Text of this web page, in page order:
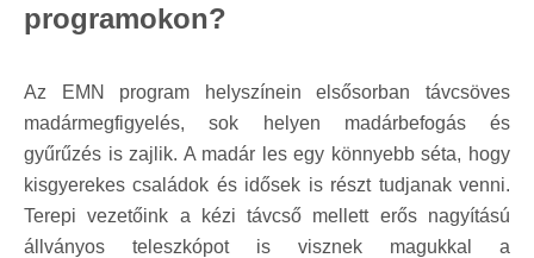
programokon?
Az EMN program helyszínein elsősorban távcsöves
madármegfigyelés, sok helyen madárbefogás és
gyűrűzés is zajlik. A madár les egy könnyebb séta, hogy
kisgyerekes családok és idősek is részt tudjanak venni.
Terepi vezetőink a kézi távcső mellett erős nagyítású
állványos teleszkópot is visznek magukkal a